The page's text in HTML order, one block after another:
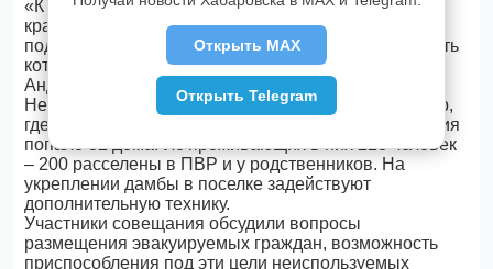
«К тому моменту, когда уйдет вода, все котельные в
кратчайшие сроки должны быть подготовлены к
подаче тепла. Пристальное внимание нужно уделить
котельной в поселке Менделеево», - подчеркнул
Андрей Волокжанин.
Непростой остается ситуация в поселке Новый мир,
где в результате прорыва дамбы в зону подтопления
попало 32 дома. Из проживающих в них 228 человек
– 200 расселены в ПВР и у родственников. На
укреплении дамбы в поселке задействуют
дополнительную технику.
Участники совещания обсудили вопросы
размещения эвакуируемых граждан, возможность
приспособления под эти цели неиспользуемых
Открыть MAX
Открыть Telegram